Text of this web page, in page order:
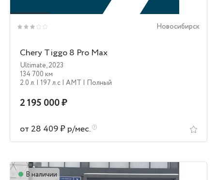
Новосибирск
Chery Tiggo 8 Pro Max
Ultimate,2023
134 700 км
2.0 л. | 197 л.c | AMT | Полный
2 195 000 ₽
от 28 409 ₽ р/мес.
В наличии